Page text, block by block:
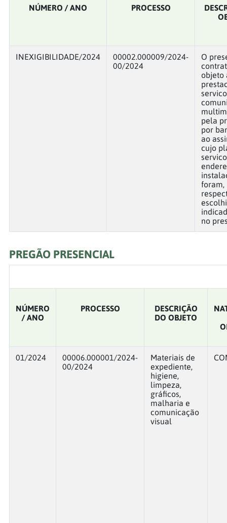
NÚMERO / ANO PROCESSO
INEXIGIBILIDADE/2024
00002.000009/2024-
00/2024
O
objeto
pela
por
ao
cujo
foram,
no
PREGÃO PRESENCIAL
NÚMERO
/ ANO
PROCESSO
DESCRIÇÃO
DO OBJETO
01/2024
00006.000001/2024-
00/2024
Materiais de
expediente,
higiene,
limpeza,
gráficos,
malharia e
comunicação
visual